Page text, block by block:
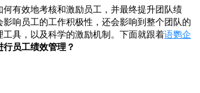
有效地考核和激励员工，并最终提升团队绩
响员工的工作积极性，还会影响到整个团队的
具，以及科学的激励机制。下面就跟着语鹦企
行员工绩效管理？